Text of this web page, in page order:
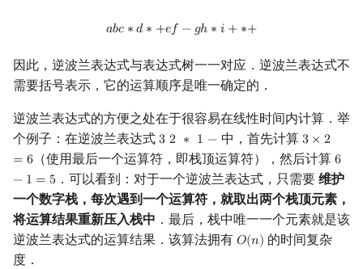
连分数
Stern–Brocot 树与 Farey
二次域
Pell 方程
图上随机游走
𝑎𝑏𝑐 ∗𝑑 ∗ +𝑒𝑓 −𝑔ℎ ∗ 𝑖 + ∗+
a b c∗d∗+ef− gh ∗ i+ ∗ +
因此，逆波兰表达式与表达式树一一对应．逆波兰表达式不
需要括号表示，它的运算顺序是唯一确定的．
逆波兰表达式的方便之处在于很容易在线性时间内计算．举
个例子：在逆波兰表达式 3 2 ∗ 1 −
3 2 ∗ − 中，首先计算 3 × 2
= 6
3×2 =6
（使用最后一个运算符，即栈顶运算符），然后计算 6
− 1 = 5
6
．可以看到：对于一个逆波兰表达式，只需要维护
一个数字栈，每次遇到一个运算符，就取出两个栈顶元素，
将运算结果重新压入栈中 ．最后，栈中唯一一个元素就是该
逆波兰表达式的运算结果．该算法拥有 𝑂(𝑛)
O(n) 的时间复杂
度．